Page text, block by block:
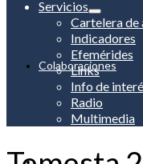
Colaboraciones
Apreciación
Servicios
Cartelera de
Indicadores
Efemérides
Links
Info de
Radio
Multimedia